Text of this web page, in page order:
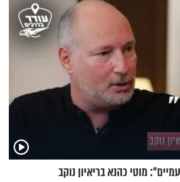
מוטי כהנא בריאיון נוקב